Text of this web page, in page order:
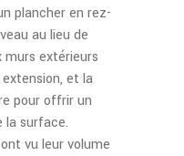
plancher en rez-
au lieu de
murs extérieurs
et la
pour offrir un
la surface.
vu leur volume